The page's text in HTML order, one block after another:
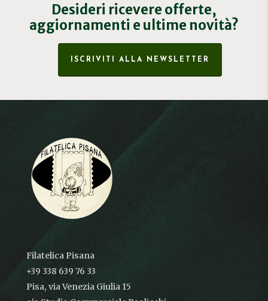
Desideri ricevere offerte,
aggiornamenti e ultime novità?
ISCRIVITI ALLA NEWSLETTER
Filatelica Pisana
+39 338 639 76 33
Pisa, via Venezia Giulia 15